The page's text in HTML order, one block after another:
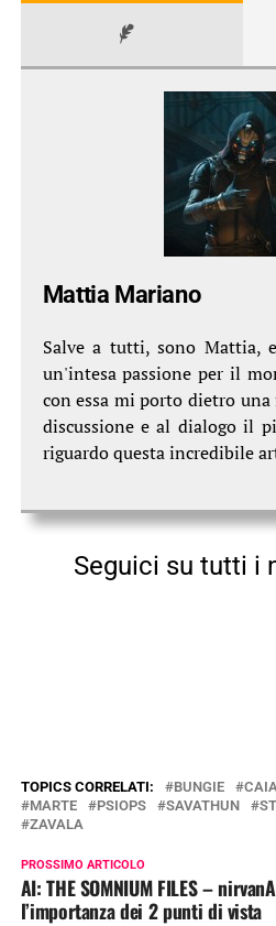
Mattia Mariano
Salve a tutti, sono Mattia,
un'intesa passione per il
con essa mi porto dietro
discussione e al dialogo il
riguardo questa incredibile
Seguici su tutti i
TOPICS CORRELATI: BUNGIE
MARTE
PSIOPS SAVATHUN
ZAVALA
PROSSIMO ARTICOLO
AI: THE SOMNIUM FILES –
l’importanza dei 2 punti di vista